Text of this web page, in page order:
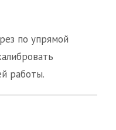
по упрямой
работы.